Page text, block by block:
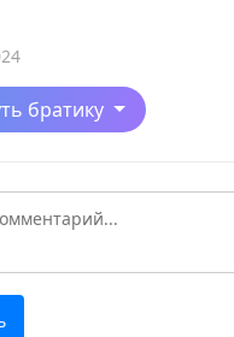
братику